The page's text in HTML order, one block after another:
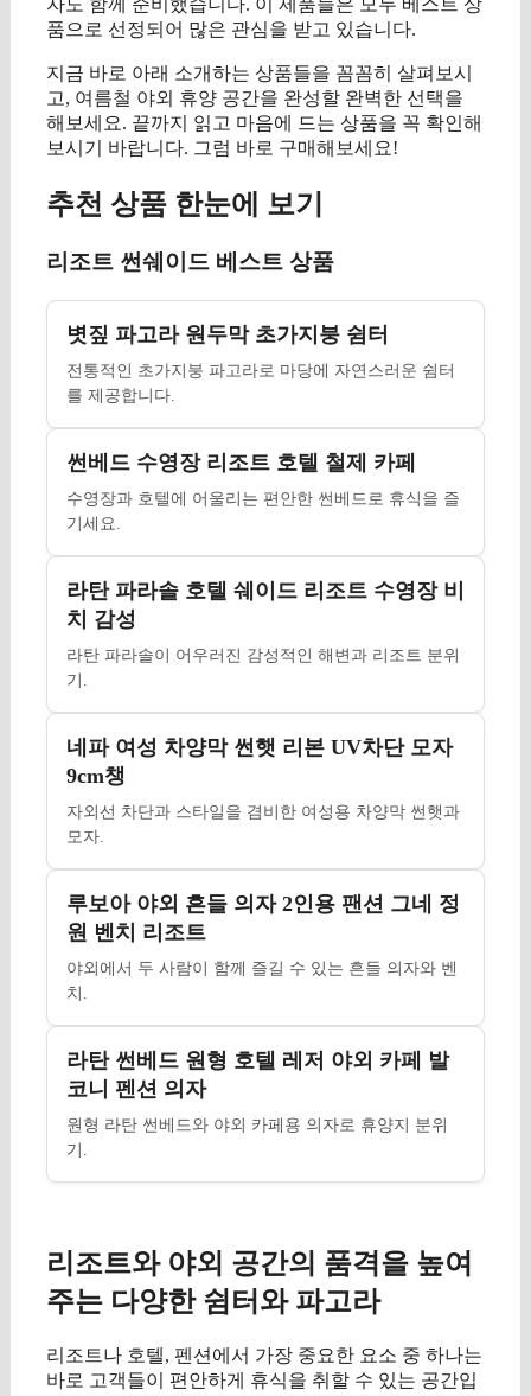
자도 함께 준비했습니다. 이 제품들은 모두 베스트 상
품으로 선정되어 많은 관심을 받고 있습니다.
지금 바로 아래 소개하는 상품들을 꼼꼼히 살펴보시
고, 여름철 야외 휴양 공간을 완성할 완벽한 선택을
해보세요. 끝까지 읽고 마음에 드는 상품을 꼭 확인해
보시기 바랍니다. 그럼 바로 구매해보세요!
추천 상품 한눈에 보기
리조트 썬쉐이드 베스트 상품
볏짚 파고라 원두막 초가지붕 쉼터
전통적인 초가지붕 파고라로 마당에 자연스러운 쉼터
를 제공합니다.
썬베드 수영장 리조트 호텔 철제 카페
수영장과 호텔에 어울리는 편안한 썬베드로 휴식을 즐
기세요.
라탄 파라솔 호텔 쉐이드 리조트 수영장 비
치 감성
라탄 파라솔이 어우러진 감성적인 해변과 리조트 분위
기.
네파 여성 차양막 썬햇 리본 UV차단 모자
9cm챙
자외선 차단과 스타일을 겸비한 여성용 차양막 썬햇과
모자.
루보아 야외 흔들 의자 2인용 팬션 그네 정
원 벤치 리조트
야외에서 두 사람이 함께 즐길 수 있는 흔들 의자와 벤
치.
라탄 썬베드 원형 호텔 레저 야외 카페 발
코니 펜션 의자
원형 라탄 썬베드와 야외 카페용 의자로 휴양지 분위
기.
리조트와 야외 공간의 품격을 높여
주는 다양한 쉼터와 파고라
리조트나 호텔, 펜션에서 가장 중요한 요소 중 하나는
바로 고객들이 편안하게 휴식을 취할 수 있는 공간입